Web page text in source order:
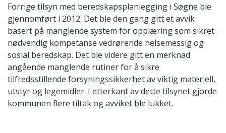
Forrige tilsyn med beredskapsplanlegging i Søgne ble
gjennomført i 2012. Det ble den gang gitt et avvik
basert på manglende system for opplæring som sikret
nødvendig kompetanse vedrørende helsemessig og
sosial beredskap. Det ble videre gitt en merknad
angående manglende rutiner for å sikre
tilfredsstillende forsyningssikkerhet av viktig materiell,
utstyr og legemidler. I etterkant av dette tilsynet gjorde
kommunen flere tiltak og avviket ble lukket.